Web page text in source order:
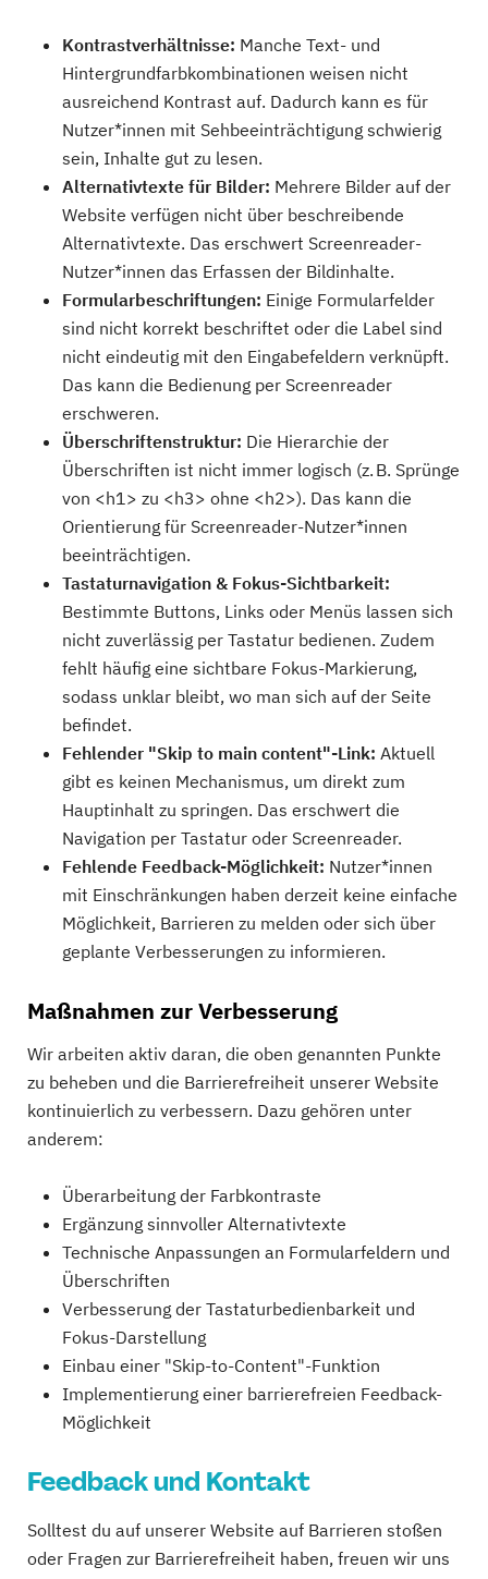
Kontrastverhältnisse: Manche Text- und
Hintergrundfarbkombinationen weisen nicht
ausreichend Kontrast auf. Dadurch kann es für
Nutzer*innen mit Sehbeeinträchtigung schwierig
sein, Inhalte gut zu lesen.
Alternativtexte für Bilder: Mehrere Bilder auf der
Website verfügen nicht über beschreibende
Alternativtexte. Das erschwert Screenreader-
Nutzer*innen das Erfassen der Bildinhalte.
Formularbeschriftungen: Einige Formularfelder
sind nicht korrekt beschriftet oder die Label sind
nicht eindeutig mit den Eingabefeldern verknüpft.
Das kann die Bedienung per Screenreader
erschweren.
Überschriftenstruktur: Die Hierarchie der
Überschriften ist nicht immer logisch (z. B. Sprünge
von <h1> zu <h3> ohne <h2>). Das kann die
Orientierung für Screenreader-Nutzer*innen
beeinträchtigen.
Tastaturnavigation & Fokus-Sichtbarkeit:
Bestimmte Buttons, Links oder Menüs lassen sich
nicht zuverlässig per Tastatur bedienen. Zudem
fehlt häufig eine sichtbare Fokus-Markierung,
sodass unklar bleibt, wo man sich auf der Seite
befindet.
Fehlender "Skip to main content"-Link: Aktuell
gibt es keinen Mechanismus, um direkt zum
Hauptinhalt zu springen. Das erschwert die
Navigation per Tastatur oder Screenreader.
Fehlende Feedback-Möglichkeit: Nutzer*innen
mit Einschränkungen haben derzeit keine einfache
Möglichkeit, Barrieren zu melden oder sich über
geplante Verbesserungen zu informieren.
Maßnahmen zur Verbesserung
Wir arbeiten aktiv daran, die oben genannten Punkte
zu beheben und die Barrierefreiheit unserer Website
kontinuierlich zu verbessern. Dazu gehören unter
anderem:
Überarbeitung der Farbkontraste
Ergänzung sinnvoller Alternativtexte
Technische Anpassungen an Formularfeldern und
Überschriften
Verbesserung der Tastaturbedienbarkeit und
Fokus-Darstellung
Einbau einer "Skip-to-Content"-Funktion
Implementierung einer barrierefreien Feedback-
Möglichkeit
Feedback und Kontakt
Solltest du auf unserer Website auf Barrieren stoßen
oder Fragen zur Barrierefreiheit haben, freuen wir uns